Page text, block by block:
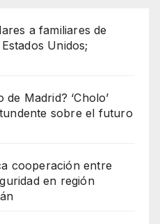
a familiares de
Unidos;
Madrid? ‘Cholo’
sobre el futuro
cooperación entre
en región